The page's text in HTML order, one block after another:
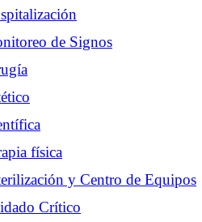
de Signos
física
y Centro de Equipos
Crítico